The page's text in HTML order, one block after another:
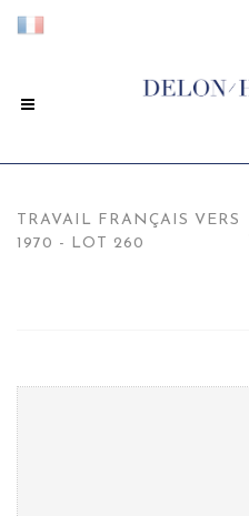
TRAVAIL FRANÇAIS VERS
1970 - LOT 260